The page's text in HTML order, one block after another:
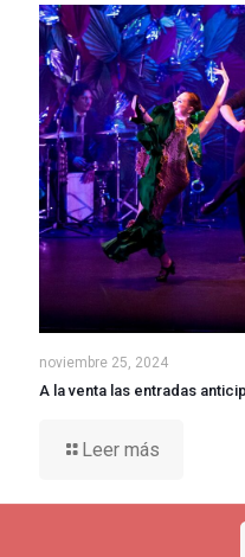
noviembre 25, 2024
A la venta las entradas
Leer más